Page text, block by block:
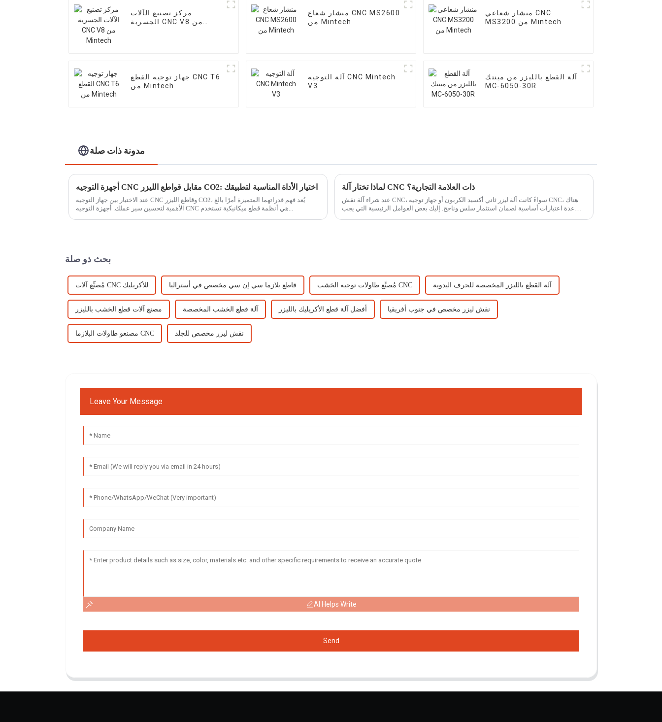
مركز تصنيع الآلات
الجسرية CNC V8 من
منشار شعاع CNC MS2600
من Mintech
منشار شعاعي CNC
MS3200 من Mintech
جهاز توجيه القطع CNC T6
من Mintech
آلة التوجيه CNC Mintech
V3
آلة القطع بالليزر من مينتك
MC-6050-30R
مدونة ذات صلة
أجهزة التوجيه CNC مقابل قواطع الليزر CO2: اختيار الأداة المناسبة لتطبيقك
عند الاختيار بين جهاز التوجيه CNC وقاطع الليزر CO2، يُعد فهم قدراتهما المتميزة أمرًا بالغ
لماذا تختار آلة CNC ذات العلامة التجارية؟
عند شراء آلة نقش CNC، سواءً كانت آلة ليزر ثاني أكسيد الكربون أو جهاز توجيه CNC، هناك
عدة اعتبارات أساسية لضمان استثمار سلس وناجح. إليك بعض العوامل الرئيسية التي يجب
بحث ذو صلة
مُصنِّع آلات CNC للأكريليك قاطع بلازما سي إن سي مخصص في أستراليا مُصنِّع طاولات توجيه الخشب CNC آلة القطع بالليزر المخصصة للحرف اليدوية
مصنع آلات قطع الخشب بالليزر آلة قطع الخشب المخصصة أفضل آلة قطع الأكريليك بالليزر نقش ليزر مخصص في جنوب أفريقيا
مصنعو طاولات البلازما CNC نقش ليزر مخصص للجلد
Leave Your Message
AI Helps Write
Send